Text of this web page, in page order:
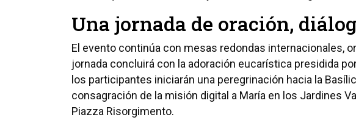
Una jornada de oración,
El evento continúa con mesas redondas internacionales,
jornada concluirá con la adoración eucarística presidida
los participantes iniciarán una peregrinación hacia la
consagración de la misión digital a María en los Jardines
Piazza Risorgimento.